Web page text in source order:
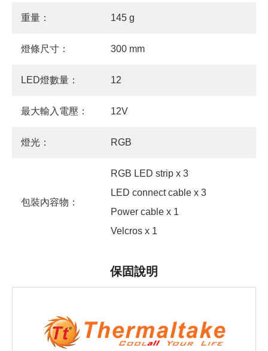
重量： 145 g
燈條尺寸： 300 mm
LED燈數量： 12
最大輸入電壓： 12V
燈光： RGB
包裝內容物：
RGB LED strip x 3
LED connect cable x 3
Power cable x 1
Velcros x 1
保固說明